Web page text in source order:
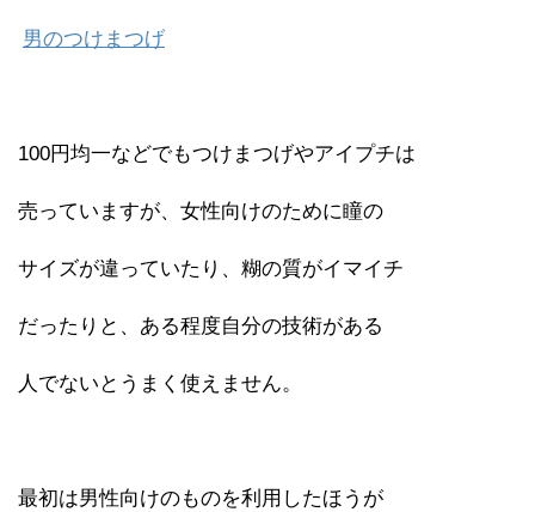
男のつけまつげ
100円均一などでもつけまつげやアイプチは
売っていますが、女性向けのために瞳の
サイズが違っていたり、糊の質がイマイチ
だったりと、ある程度自分の技術がある
人でないとうまく使えません。
最初は男性向けのものを利用したほうが